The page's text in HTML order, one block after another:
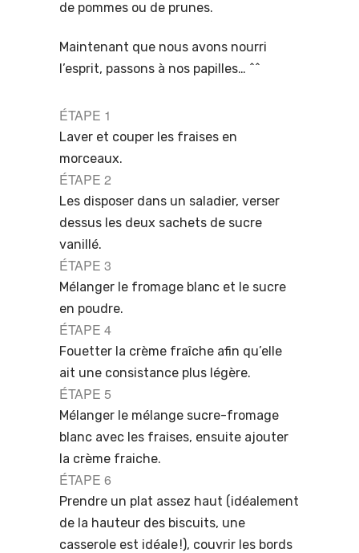
de pommes ou de prunes.
Maintenant que nous avons nourri
l’esprit, passons à nos papilles… ^^
ÉTAPE 1
Laver et couper les fraises en
morceaux.
ÉTAPE 2
Les disposer dans un saladier, verser
dessus les deux sachets de sucre
vanillé.
ÉTAPE 3
Mélanger le fromage blanc et le sucre
en poudre.
ÉTAPE 4
Fouetter la crème fraîche afin qu’elle
ait une consistance plus légère.
ÉTAPE 5
Mélanger le mélange sucre-fromage
blanc avec les fraises, ensuite ajouter
la crème fraiche.
ÉTAPE 6
Prendre un plat assez haut (idéalement
de la hauteur des biscuits, une
casserole est idéale !), couvrir les bords